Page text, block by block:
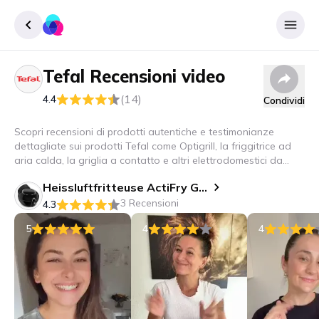
Accedere
Inscrivere
Tefal Recensioni video
4.4 (14) Condividi
Scopri recensioni di prodotti autentiche e testimonianze
dettagliate sui prodotti Tefal come Optigrill, la friggitrice ad
aria calda, la griglia a contatto e altri elettrodomestici da
rivoluzionare la tua cucina!
Heissluftfritteuse ActiFry Genius XL 2in3
4.3
3 Recensioni
5
4 4